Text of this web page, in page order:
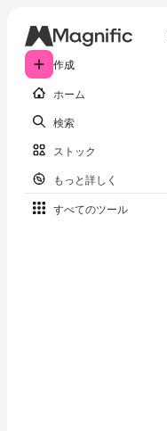
作成
ホーム
検索
ストック
もっと詳しく
すべてのツール